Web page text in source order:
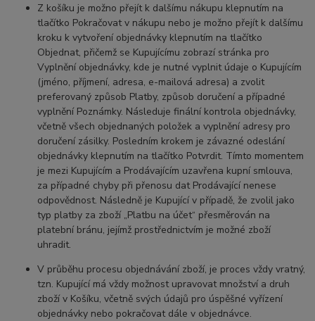
Z košíku je možno přejít k dalšímu nákupu klepnutím na
tlačítko Pokračovat v nákupu nebo je možno přejít k dalšímu
kroku k vytvoření objednávky klepnutím na tlačítko
Objednat, přičemž se Kupujícímu zobrazí stránka pro
Vyplnění objednávky, kde je nutné vyplnit údaje o Kupujícím
(jméno, příjmení, adresa, e-mailová adresa) a zvolit
preferovaný způsob Platby, způsob doručení a případné
vyplnění Poznámky. Následuje finální kontrola objednávky,
včetně všech objednaných položek a vyplnění adresy pro
doručení zásilky. Posledním krokem je závazné odeslání
objednávky klepnutím na tlačítko Potvrdit. Tímto momentem
je mezi Kupujícím a Prodávajícím uzavřena kupní smlouva,
za případné chyby při přenosu dat Prodávající nenese
odpovědnost. Následně je Kupující v případě, že zvolil jako
typ platby za zboží „Platbu na účet“ přesměrován na
platební bránu, jejímž prostřednictvím je možné zboží
uhradit.
V průběhu procesu objednávání zboží, je proces vždy vratný,
tzn. Kupující má vždy možnost upravovat množství a druh
zboží v Košíku, včetně svých údajů pro úspěšné vyřízení
objednávky nebo pokračovat dále v objednávce.